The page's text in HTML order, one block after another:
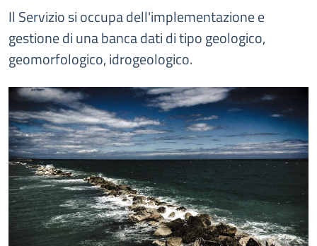
Il Servizio si occupa dell'implementazione e
gestione di una banca dati di tipo geologico,
geomorfologico, idrogeologico.